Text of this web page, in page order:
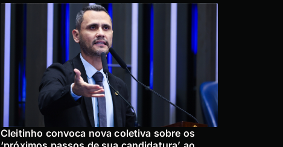
Cleitinho convoca nova coletiva sobre os